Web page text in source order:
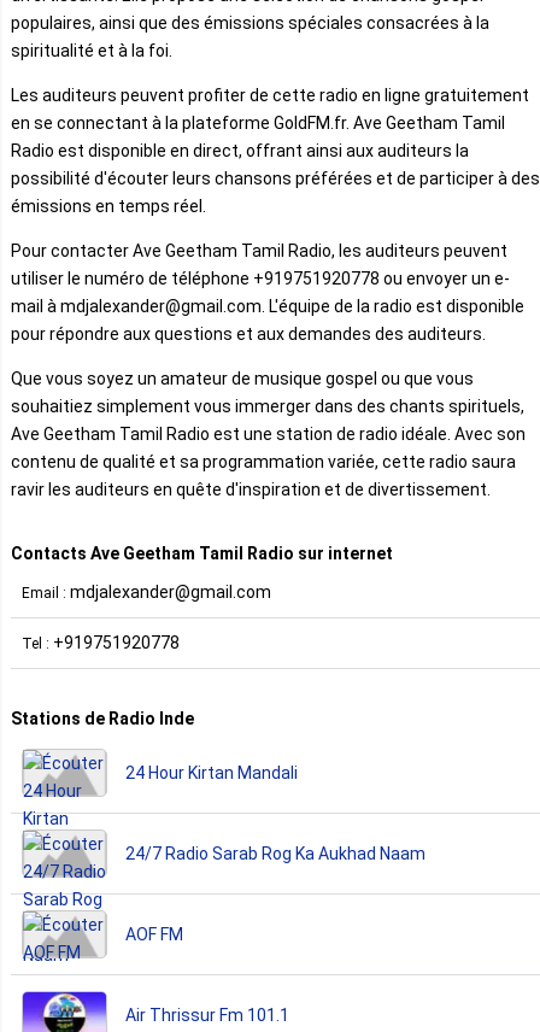
populaires, ainsi que des émissions spéciales consacrées à la
spiritualité et à la foi.
Les auditeurs peuvent profiter de cette radio en ligne gratuitement
en se connectant à la plateforme GoldFM.fr. Ave Geetham Tamil
Radio est disponible en direct, offrant ainsi aux auditeurs la
possibilité d'écouter leurs chansons préférées et de participer à des
émissions en temps réel.
Pour contacter Ave Geetham Tamil Radio, les auditeurs peuvent
utiliser le numéro de téléphone +919751920778 ou envoyer un e-
mail à mdjalexander@gmail.com. L'équipe de la radio est disponible
pour répondre aux questions et aux demandes des auditeurs.
Que vous soyez un amateur de musique gospel ou que vous
souhaitiez simplement vous immerger dans des chants spirituels,
Ave Geetham Tamil Radio est une station de radio idéale. Avec son
contenu de qualité et sa programmation variée, cette radio saura
ravir les auditeurs en quête d'inspiration et de divertissement.
Contacts Ave Geetham Tamil Radio sur internet
Email : mdjalexander@gmail.com
Tel : +919751920778
Stations de Radio Inde
24 Hour Kirtan Mandali
24/7 Radio Sarab Rog Ka Aukhad Naam
AOF FM
Air Thrissur Fm 101.1